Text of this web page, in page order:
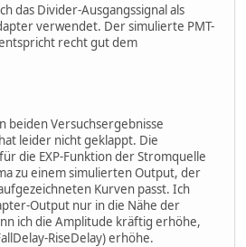
das Divider-Ausgangssignal als
verwendet. Der simulierte PMT-
recht gut dem
beiden Versuchsergebnisse
leider nicht geklappt. Die
die EXP-Funktion der Stromquelle
zu einem simulierten Output, der
Kurven passt. Ich
Output nur in die Nähe der
ich die Amplitude kräftig erhöhe,
RiseDelay) erhöhe.